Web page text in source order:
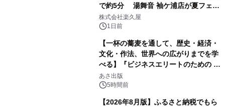
で約5分 湯舞音 袖ケ浦店が夏フェア
メニューを提供
株式会社楽久屋
1日前
【一杯の蕎麦を通して、歴史・経済・
文化・作法、世界への広がりまでを学
べる】『ビジネスエリートのための 教
養としての蕎麦』2026年8月25日
（火）発売
あさ出版
5時間前
【2026年8月版】ふるさと納税でもら